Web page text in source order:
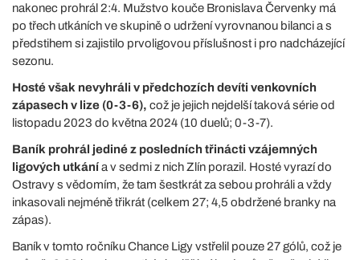
nakonec prohrál 2:4. Mužstvo kouče Bronislava Červenky má
po třech utkáních ve skupině o udržení vyrovnanou bilanci a s
předstihem si zajistilo prvoligovou příslušnost i pro nadcházející
sezonu.
Hosté však nevyhráli v předchozích devíti venkovních
zápasech v lize (0-3-6), což je jejich nejdelší taková série od
listopadu 2023 do května 2024 (10 duelů; 0-3-7).
Baník prohrál jediné z posledních třinácti vzájemných
ligových utkánía v sedmi z nich Zlín porazil. Hosté vyrazí do
Ostravy s vědomím, že tam šestkrát za sebou prohráli a vždy
inkasovali nejméně třikrát (celkem 27; 4,5 obdržené branky na
zápas).
Baník v tomto ročníku Chance Ligy vstřelil pouze 27 gólů, což je